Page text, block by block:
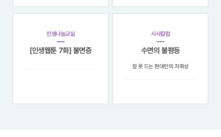
을 기원합니다. 김경욱 드림 [인문,
영
인생나눔교실
[인생웹툰 7화] 불면증
시사칼럼
수면의 불평등
잠 못 드는 현대인의 자화상